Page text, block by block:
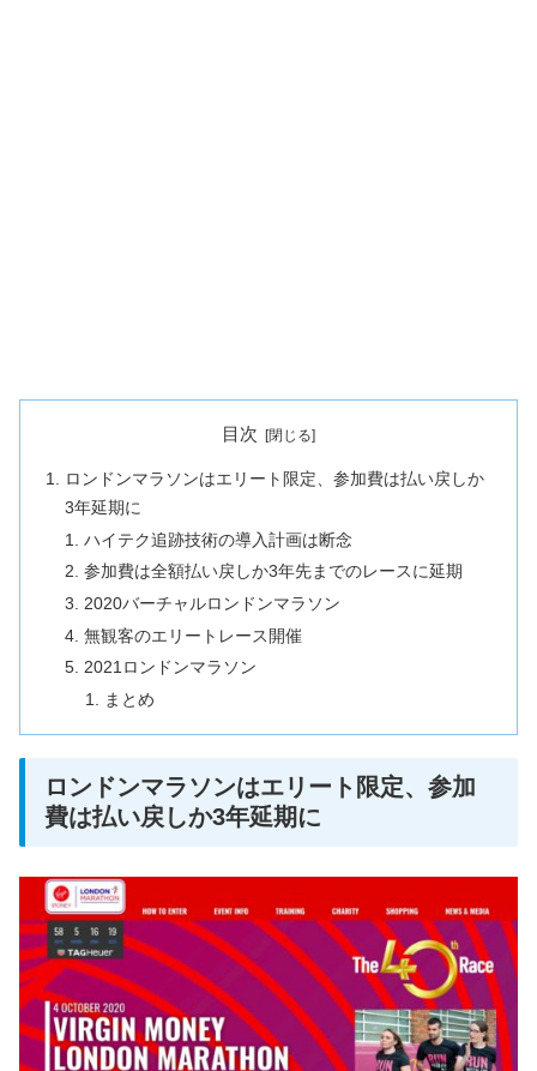
目次
ロンドンマラソンはエリート限定、参加費は払い戻しか
3年延期に
ハイテク追跡技術の導入計画は断念
参加費は全額払い戻しか3年先までのレースに延期
2020バーチャルロンドンマラソン
無観客のエリートレース開催
2021ロンドンマラソン
まとめ
ロンドンマラソンはエリート限定、参加
費は払い戻しか3年延期に